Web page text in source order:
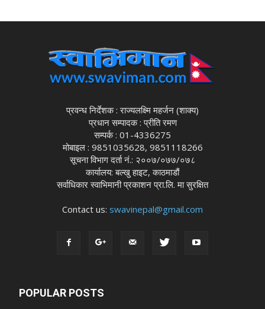
प्रवन्ध निर्देशक : राज्यलक्ष्मि महर्जन (शाक्य)
प्रधान सम्पादक : प्रीति रमण
सम्पर्क : 01-4336275
मोबाइल : 9851035628, 9851118266
सूचना विभाग दर्ता नं.: २००७/०७७/०७८
कार्यालय: बल्खु हाइट, काठमाडौं
सर्वाधिकार स्वाभिमानी प्रकाशन प्रा.लि. मा सुरक्षित
Contact us: swavinepal@gmail.com
POPULAR POSTS